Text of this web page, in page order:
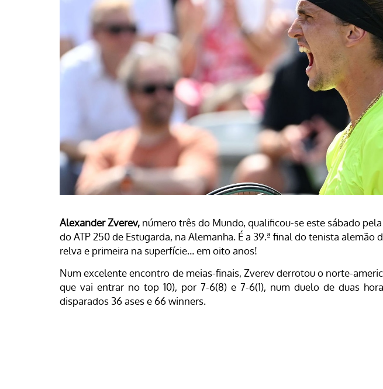
Alexander Zverev, número três do Mundo, qualificou-se este sábado
do ATP 250 de Estugarda, na Alemanha. É a 39.ª final do tenista alemão
relva e primeira na superfície… em oito anos!
Num excelente encontro de meias-finais, Zverev derrotou o norte-
que vai entrar no top 10), por 7-6(8) e 7-6(1), num duelo de duas
disparados 36 ases e 66 winners.